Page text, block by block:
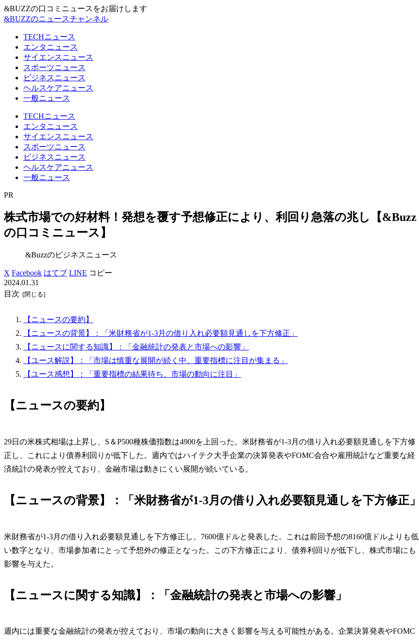
&BUZZの口コミニュースをお届けします
&BUZZのニュースチャンネル
TECHニュース
エンタニュース
サイエンスニュース
スポーツニュース
ビジネスニュース
ヘルスケアニュース
一般ニュース
TECHニュース
エンタニュース
サイエンスニュース
スポーツニュース
ビジネスニュース
ヘルスケアニュース
一般ニュース
PR
株式市場での好材料！発想を覆す予想修正により、利回り急落の兆し【&Buzz
の口コミニュース】
&Buzzのビジネスニュース
X Facebook はてブ LINE コピー
2024.01.31
目次
【ニュースの要約】
【ニュースの背景】：「米財務省が1-3月の借り入れ必要額見通しを下方修正」
【ニュースに関する知識】：「金融統計の発表と市場への影響」
【ユース解説】：「市場は慎重な展開が続く中、重要指標に注目が集まる」
【ユース感想】：「重要指標の結果待ち、市場の動向に注目」
【ニュースの要約】
29日の米株式相場は上昇し、S＆P500種株価指数は4900を上回った。米財務省が1-3月の借り入れ必要額見通しを下方修
正し、これにより債券利回りが低下した。週内ではハイテク大手企業の決算発表やFOMC会合や雇用統計など重要な経
済統計の発表が控えており、金融市場は動きにくい展開が続いている。
【ニュースの背景】：「米財務省が1-3月の借り入れ必要額見通しを下方修正」
米財務省が1-3月の借り入れ必要額見通しを下方修正し、7600億ドルと発表した。これは前回予想の8160億ドルよりも低
い数字となり、市場参加者にとって予想外の修正となった。この下方修正により、債券利回りが低下し、株式市場にも
影響を与えた。
【ニュースに関する知識】：「金融統計の発表と市場への影響」
週内には重要な金融統計の発表が控えており、市場の動向に大きく影響を与える可能性がある。企業決算発表やFOMC